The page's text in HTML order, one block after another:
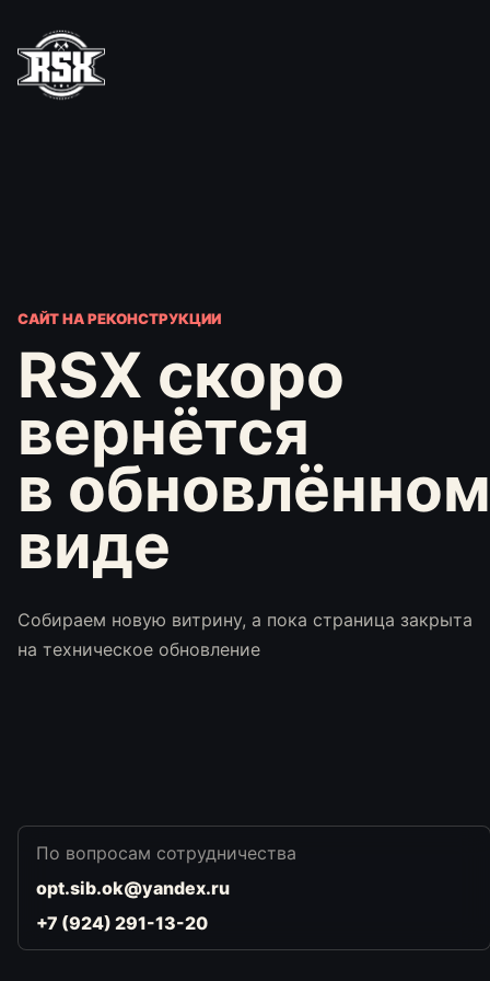
САЙТ НА РЕКОНСТРУКЦИИ
RSX скоро
вернётся
в обновлённом
виде
Cобираем новую витрину, а пока страница закрыта
на техническое обновление
По вопросам сотрудничества
opt.sib.ok@yandex.ru
+7 (924) 291-13-20